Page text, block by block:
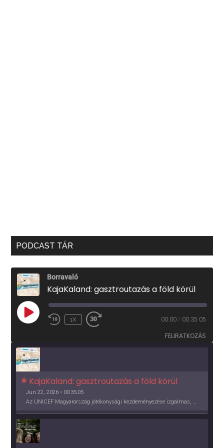
PODCAST TÁR
Borravaló
KajaKaland: gasztroutazás a föld körül
PLAY
EPISODE
1X 00:00 / 00:35:05
FELIRATKOZÁS
KajaKaland: gasztroutazás a föld körül
Jun 22, 2026 • 00:35:05
Az UNICEF Magyarország jótékonysági kezdeményezése izgalmas, egész éves világkörüli ízutazásra hív, igazi családi program és gasztroedukáció, illetve segítség a rászorulóknak is egyben.